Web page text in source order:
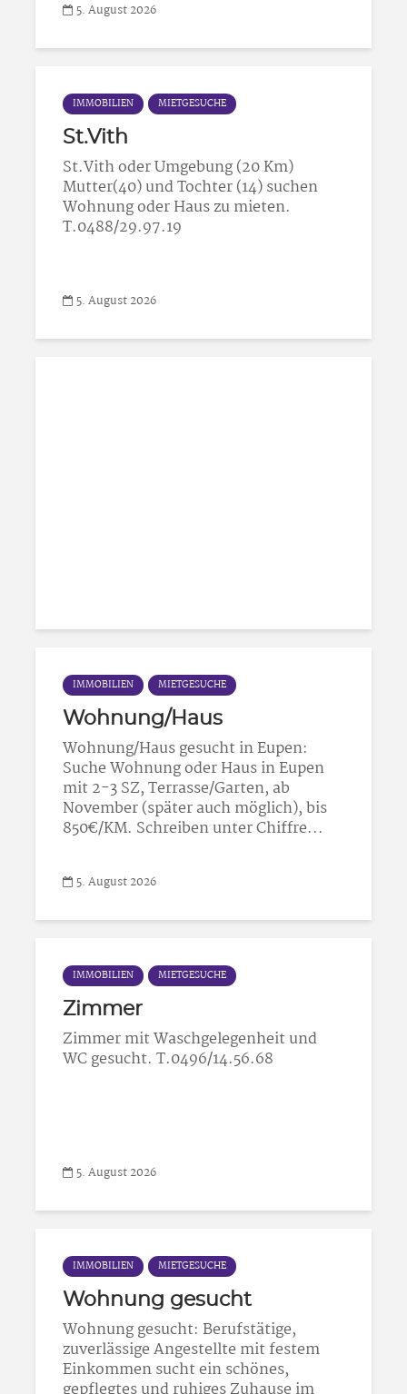
5. August 2026
IMMOBILIEN MIETGESUCHE
St.Vith
St.Vith oder Umgebung (20 Km)
Mutter(40) und Tochter (14) suchen
Wohnung oder Haus zu mieten.
T.0488/29.97.19
5. August 2026
IMMOBILIEN MIETGESUCHE
Wohnung/Haus
Wohnung/Haus gesucht in Eupen:
Suche Wohnung oder Haus in Eupen
mit 2-3 SZ, Terrasse/Garten, ab
November (später auch möglich), bis
850€/KM. Schreiben unter Chiffre...
5. August 2026
IMMOBILIEN MIETGESUCHE
Zimmer
Zimmer mit Waschgelegenheit und
WC gesucht. T.0496/14.56.68
5. August 2026
IMMOBILIEN MIETGESUCHE
Wohnung gesucht
Wohnung gesucht: Berufstätige,
zuverlässige Angestellte mit festem
Einkommen sucht ein schönes,